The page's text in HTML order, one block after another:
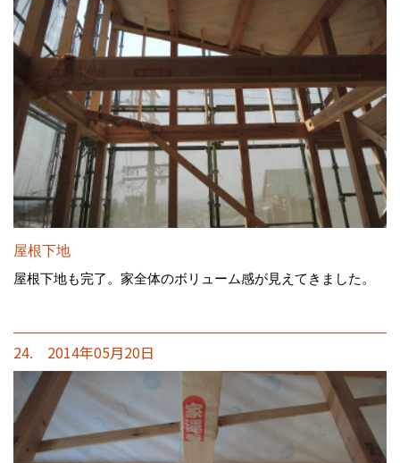
屋根下地
屋根下地も完了。家全体のボリューム感が見えてきました。
24. 2014年05月20日